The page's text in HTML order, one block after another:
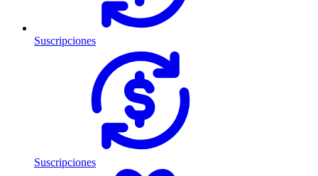
Suscripciones
Suscripciones